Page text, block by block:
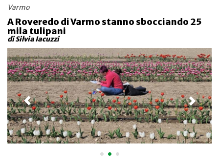
Varmo
A Roveredo di Varmo stanno sbocciando 25
mila tulipani
di Silvia Iacuzzi
• • •